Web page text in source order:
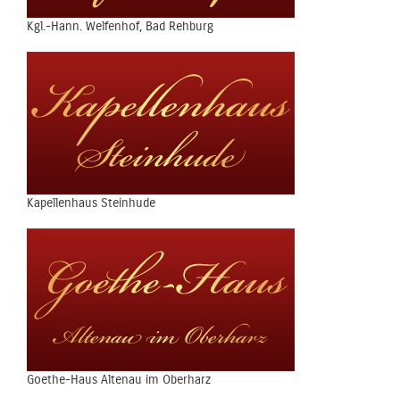
Kgl.-Hann. Welfenhof, Bad Rehburg
Kapellenhaus Steinhude
Goethe-Haus Altenau im Oberharz